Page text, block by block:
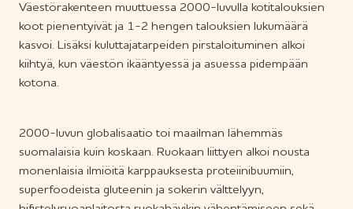
Väestörakenteen muuttuessa 2000-luvulla kotitalouksien
koot pienentyivät ja 1-2 hengen talouksien lukumäärä
kasvoi. Lisäksi kuluttajatarpeiden pirstaloituminen alkoi
kiihtyä, kun väestön ikääntyessä ja asuessa pidempään
kotona.
2000-luvun globalisaatio toi maailman lähemmäs
suomalaisia kuin koskaan. Ruokaan liittyen alkoi nousta
monenlaisia ilmiöitä karppauksesta proteiinibuumiin,
superfoodeista gluteenin ja sokerin välttelyyn,